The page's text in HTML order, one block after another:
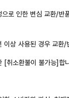
로 인한 변심 교환/반
상 사용된 경우 교환/
[취소환불이 불가능]합